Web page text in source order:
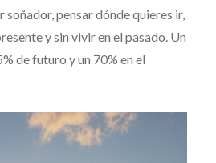
soñador, pensar dónde quieres ir,
y sin vivir en el pasado. Un
de futuro y un 70% en el